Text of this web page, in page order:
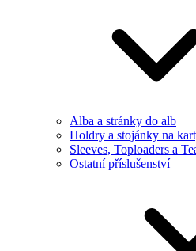
Alba a stránky do alb
Holdry a stojánky na
Sleeves, Toploaders a
Ostatní příslušenství